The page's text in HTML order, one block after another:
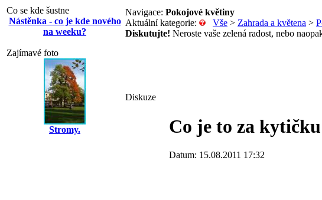
Co se kde šustne
Nástěnka - co je kde nového
na weeku?
Zajímavé foto
Stromy.
Navigace: Pokojové květiny
Aktuální kategorie: Vše > Zahrada a květena >
Diskutujte! Neroste vaše zelená radost, nebo
Diskuze
Co je to za
Datum: 15.08.2011 17:32